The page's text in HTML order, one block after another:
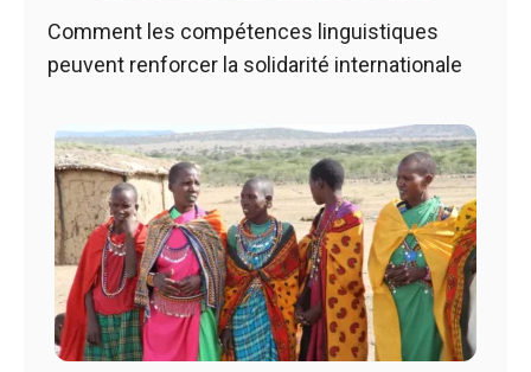
Comment les compétences linguistiques
peuvent renforcer la solidarité internationale